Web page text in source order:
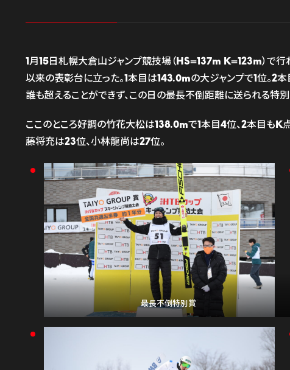
1月15日札幌大倉山ジャンプ競技場（HS=137m K=123m）で
以来の表彰台に立った。1本目は143.0mの大ジャンプで1位。
誰も超えることができず、この日の最長不倒距離に送られる特別
ここのところ好調の竹花大松は138.0mで1本目4位、2本目もK
藤将充は23位、小林龍尚は27位。
最長不倒特別賞